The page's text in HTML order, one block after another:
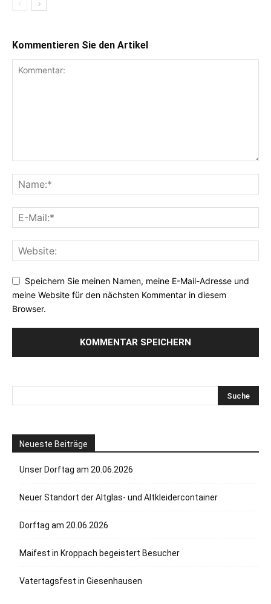
Kommentieren Sie den Artikel
Speichern Sie meinen Namen, meine E-Mail-Adresse und
meine Website für den nächsten Kommentar in diesem
Browser.
Neueste Beiträge
Unser Dorftag am 20.06.2026
Neuer Standort der Altglas- und Altkleidercontainer
Dorftag am 20.06.2026
Maifest in Kroppach begeistert Besucher
Vatertagsfest in Giesenhausen